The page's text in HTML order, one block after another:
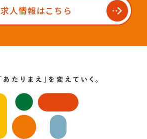
求人情報はこちら